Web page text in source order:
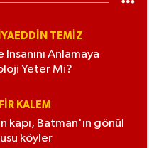
TEMIZ
İnsanını Anlamaya
Yeter Mi?
KALEM
kapı, Batman'ın gönül
köyler